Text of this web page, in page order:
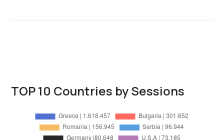
TOP 10 Countries by Sessions